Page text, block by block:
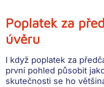
Poplatek za
úvěru
I když poplatek za
první pohled působit
skutečnosti se ho